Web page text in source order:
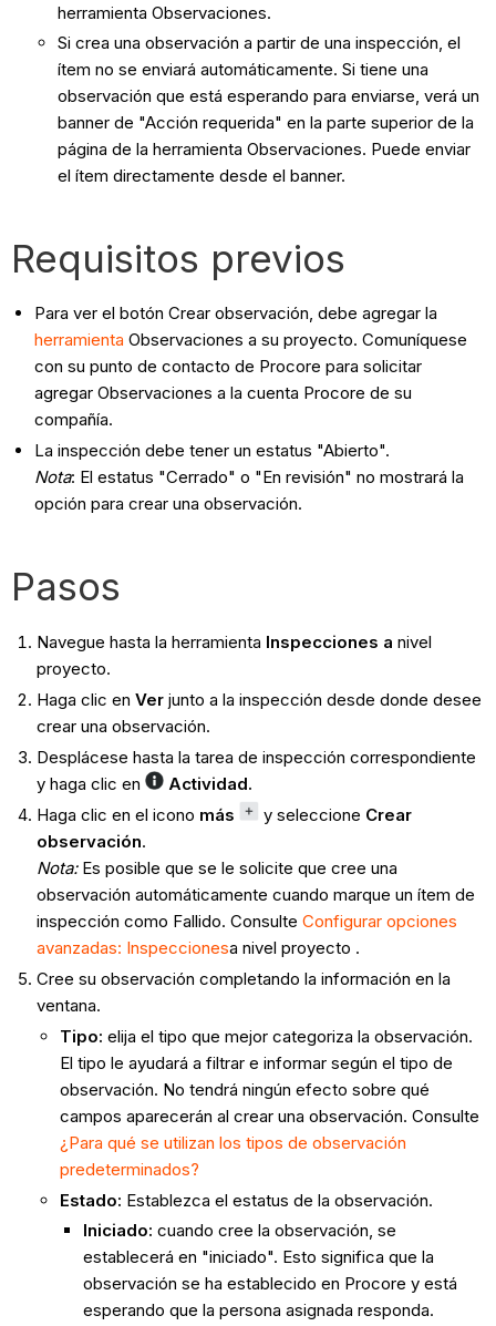
herramienta Observaciones.
Si crea una observación a partir de una inspección, el
ítem no se enviará automáticamente. Si tiene una
observación que está esperando para enviarse, verá un
banner de "Acción requerida" en la parte superior de la
página de la herramienta Observaciones. Puede enviar
el ítem directamente desde el banner.
Requisitos previos
Para ver el botón Crear observación, debe agregar la
herramientaObservaciones a su proyecto. Comuníquese
con su punto de contacto de Procore para solicitar
agregar Observaciones a la cuenta Procore de su
compañía.
La inspección debe tener un estatus "Abierto".
Nota: El estatus "Cerrado" o "En revisión" no mostrará la
opción para crear una observación.
Pasos
Navegue hasta la herramienta Inspecciones a nivel
proyecto.
Haga clic en Verjunto a la inspección desde donde desee
crear una observación.
Desplácese hasta la tarea de inspección correspondiente
y haga clic en
Actividad.
Haga clic en el icono más y seleccione Crear
observación.
Nota:Es posible que se le solicite que cree una
observación automáticamente cuando marque un ítem de
inspección como Fallido. Consulte Configurar opciones
avanzadas: Inspeccionesa nivel proyecto .
Cree su observación completando la información en la
ventana.
Tipo: elija el tipo que mejor categoriza la observación.
El tipo le ayudará a filtrar e informar según el tipo de
observación. No tendrá ningún efecto sobre qué
campos aparecerán al crear una observación. Consulte
¿Para qué se utilizan los tipos de observación
predeterminados?
Estado: Establezca el estatus de la observación.
Iniciado: cuando cree la observación, se
establecerá en "iniciado". Esto significa que la
observación se ha establecido en Procore y está
esperando que la persona asignada responda.